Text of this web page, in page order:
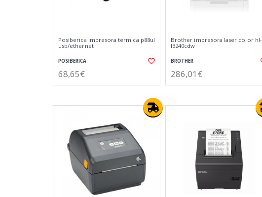
Posiberica impresora termica p88ul
usb/ethernet
POSIBERICA
68,65€
Brother impresora laser color hl-
l3240cdw
BROTHER
286,01€